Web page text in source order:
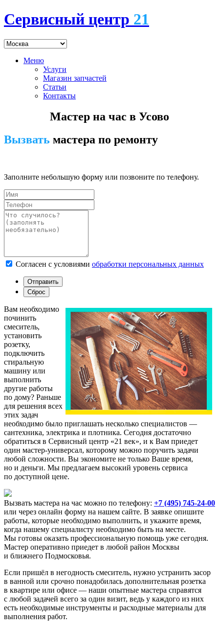
Сервисный центр 21
Меню
Услуги
Магазин запчастей
Статьи
Контакты
Мастер на час в Усово
Вызвать мастера по ремонту
Заполните небольшую форму или позвоните по телефону.
Согласен с условиями обработки персональных данных
Вам необходимо
починить
смеситель,
установить
розетку,
подключить
стиральную
машину или
выполнить
другие работы
по дому? Раньше
для решения всех
этих задач
необходимо было приглашать несколько специалистов —
сантехника, электрика и плотника. Сегодня достаточно
обратиться в Сервисный центр «21 век», и к Вам приедет
один мастер-универсал, которому можно поручить задачи
любой сложности. Вы экономите не только Ваше время,
но и деньги. Мы предлагаем высокий уровень сервиса
по доступной цене.
Вызвать мастера на час можно по телефону: +7 (495) 745-24-00
или через онлайн форму на нашем сайте. В заявке опишите
работы, которые необходимо выполнить, и укажите время,
когда нашему специалисту необходимо быть на месте.
Мы готовы оказать профессиональную помощь уже сегодня.
Мастер оперативно приедет в любой район Москвы
и ближнего Подмосковья.
Если пришёл в негодность смеситель, нужно устранить засор
в ванной или срочно понадобилась дополнительная розетка
в квартире или офисе — наши опытные мастера справятся
с любой задачей всего за один визит, ведь у каждого из них
есть необходимые инструменты и расходные материалы для
выполнения работ.